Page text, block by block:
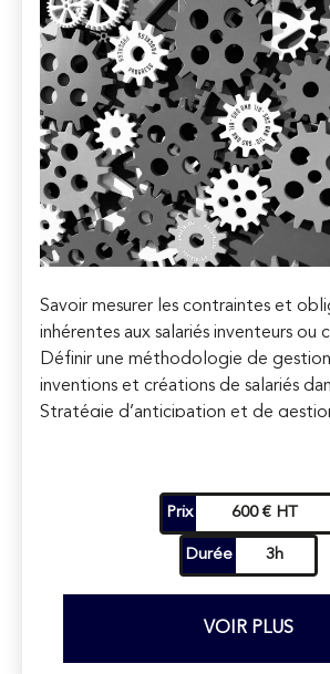
Savoir mesurer les contraintes et
inhérentes aux salariés inventeurs ou
Définir une méthodologie de
inventions et créations de salariés
Stratégie d’anticipation et de
Prix 600 € HT
Durée 3h
VOIR PLUS